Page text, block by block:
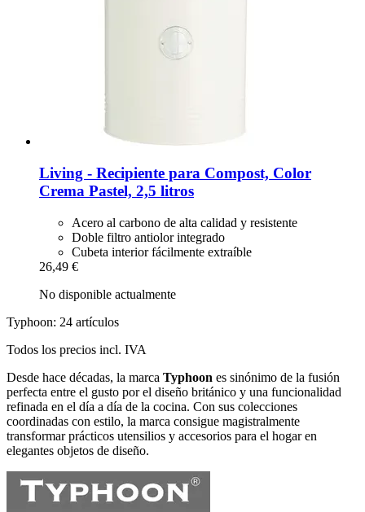
Living -​ Recipiente para Compost, Color
Crema Pastel, 2,5 litros
Acero al carbono de alta calidad y resistente
Doble filtro antiolor integrado
Cubeta interior fácilmente extraíble
26,49 €
No disponible actualmente
Typhoon: 24 artículos
Todos los precios incl. IVA
Desde hace décadas, la marca Typhoon es sinónimo de la fusión
perfecta entre el gusto por el diseño británico y una funcionalidad
refinada en el día a día de la cocina. Con sus colecciones
coordinadas con estilo, la marca consigue magistralmente
transformar prácticos utensilios y accesorios para el hogar en
elegantes objetos de diseño.